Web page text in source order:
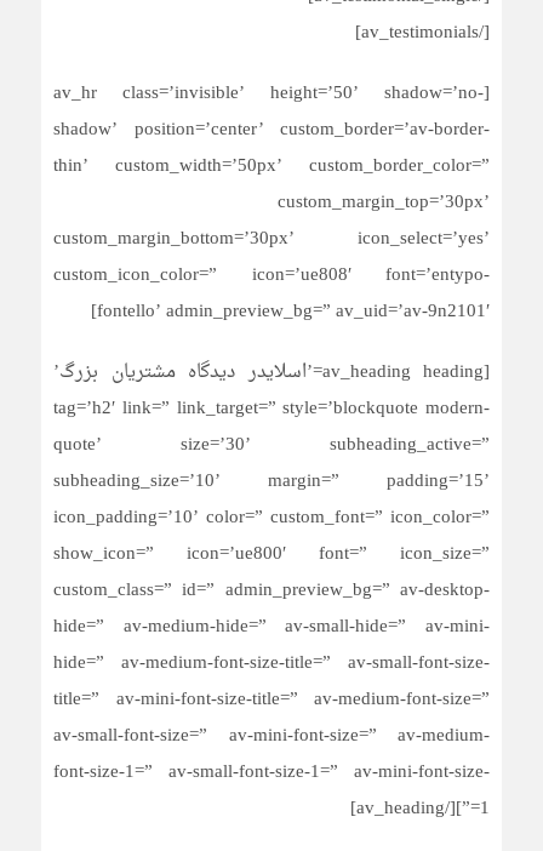
[/av_testimonials]
[av_hr class=’invisible’ height=’50’ shadow=’no-
shadow’ position=’center’ custom_border=’av-border-
thin’ custom_width=’50px’ custom_border_color=”
custom_margin_top=’30px’
custom_margin_bottom=’30px’ icon_select=’yes’
custom_icon_color=” icon=’ue808′ font=’entypo-
fontello’ admin_preview_bg=” av_uid=’av-9n2101′]
[av_heading heading=’اسلایدر دیدگاه مشتریان بزرگ’
tag=’h2′ link=” link_target=” style=’blockquote modern-
quote’ size=’30’ subheading_active=”
subheading_size=’10’ margin=” padding=’15’
icon_padding=’10’ color=” custom_font=” icon_color=”
show_icon=” icon=’ue800′ font=” icon_size=”
custom_class=” id=” admin_preview_bg=” av-desktop-
hide=” av-medium-hide=” av-small-hide=” av-mini-
hide=” av-medium-font-size-title=” av-small-font-size-
title=” av-mini-font-size-title=” av-medium-font-size=”
av-small-font-size=” av-mini-font-size=” av-medium-
font-size-1=” av-small-font-size-1=” av-mini-font-size-
1=”][/av_heading]